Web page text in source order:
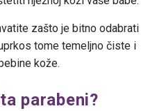
zašto je bitno odabrati
tome temeljno čiste i
kože.
parabeni?